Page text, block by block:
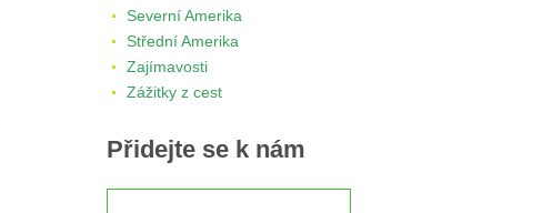
Severní Amerika
Střední Amerika
Zajímavosti
Zážitky z cest
Přidejte se k nám